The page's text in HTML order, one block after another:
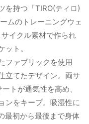
を持つ「TIRO(ティロ)
ムのトレーニングウェ
イクル素材で作られ
ト。
ファブリックを使用
立てたデザイン。両サ
トが通気性を高め、
ンをキープ。吸湿性に
最初から最後まで身体